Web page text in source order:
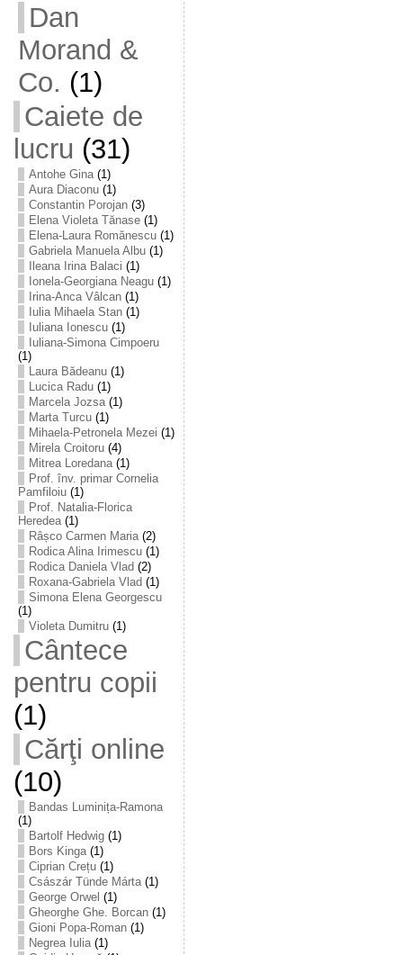
Dan
Morand &
Co. (1)
Caiete de
lucru (31)
Antohe Gina(1)
Aura Diaconu(1)
Constantin Porojan(3)
Elena Violeta Tănase(1)
Elena-Laura Romănescu(1)
Gabriela Manuela Albu(1)
Ileana Irina Balaci (1)
Ionela-Georgiana Neagu(1)
Irina-Anca Vâlcan(1)
Iulia Mihaela Stan(1)
Iuliana Ionescu(1)
Iuliana-Simona Cimpoeru
(1)
Laura Bădeanu(1)
Lucica Radu(1)
Marcela Jozsa(1)
Marta Turcu(1)
Mihaela-Petronela Mezei (1)
Mirela Croitoru(4)
Mitrea Loredana(1)
Prof. înv. primar Cornelia
Pamfiloiu(1)
Prof. Natalia-Florica
Heredea(1)
Râșco Carmen Maria(2)
Rodica Alina Irimescu(1)
Rodica Daniela Vlad (2)
Roxana-Gabriela Vlad (1)
Simona Elena Georgescu
(1)
Violeta Dumitru(1)
Cântece
pentru copii
(1)
Cărţi online
(10)
Bandas Luminița-Ramona
(1)
Bartolf Hedwig(1)
Bors Kinga(1)
Ciprian Crețu(1)
Császár Tünde Márta(1)
George Orwel (1)
Gheorghe Ghe. Borcan(1)
Gioni Popa-Roman(1)
Negrea Iulia(1)